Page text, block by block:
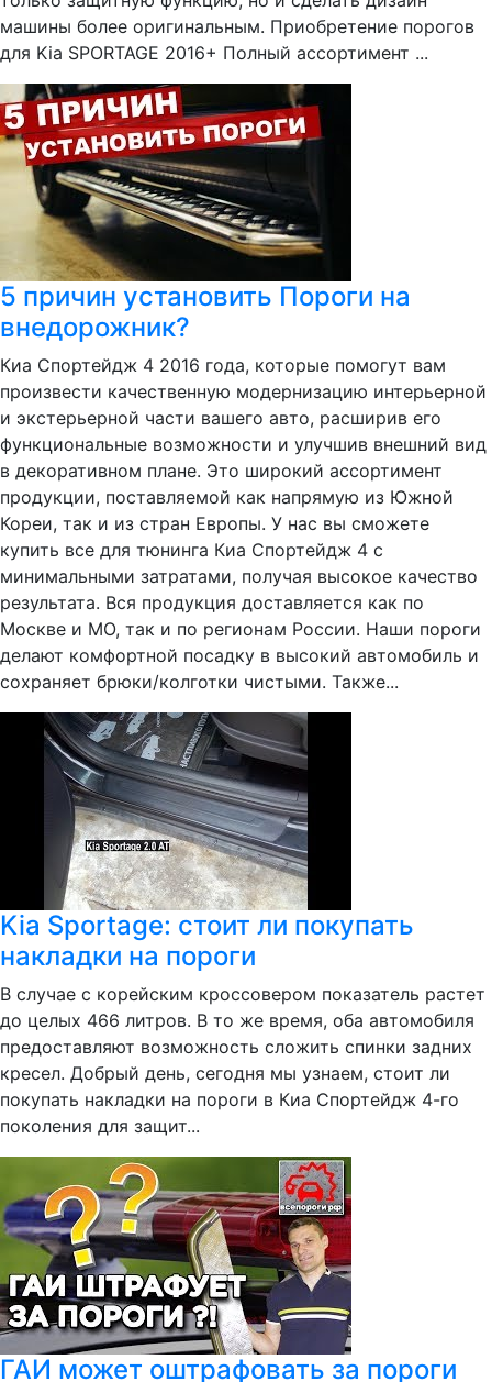
машины более оригинальным. Приобретение порогов
для Kia SPORTAGE 2016+ Полный ассортимент ...
5 причин установить Пороги на
внедорожник?
Киа Спортейдж 4 2016 года, которые помогут вам
произвести качественную модернизацию интерьерной
и экстерьерной части вашего авто, расширив его
функциональные возможности и улучшив внешний вид
в декоративном плане. Это широкий ассортимент
продукции, поставляемой как напрямую из Южной
Кореи, так и из стран Европы. У нас вы сможете
купить все для тюнинга Киа Спортейдж 4 с
минимальными затратами, получая высокое качество
результата. Вся продукция доставляется как по
Москве и МО, так и по регионам России. Наши пороги
делают комфортной посадку в высокий автомобиль и
сохраняет брюки/колготки чистыми. Также...
Kia Sportage: стоит ли покупать
накладки на пороги
В случае с корейским кроссовером показатель растет
до целых 466 литров. В то же время, оба автомобиля
предоставляют возможность сложить спинки задних
кресел. Добрый день, сегодня мы узнаем, стоит ли
покупать накладки на пороги в Киа Спортейдж 4-го
поколения для защит...
ГАИ может оштрафовать за пороги